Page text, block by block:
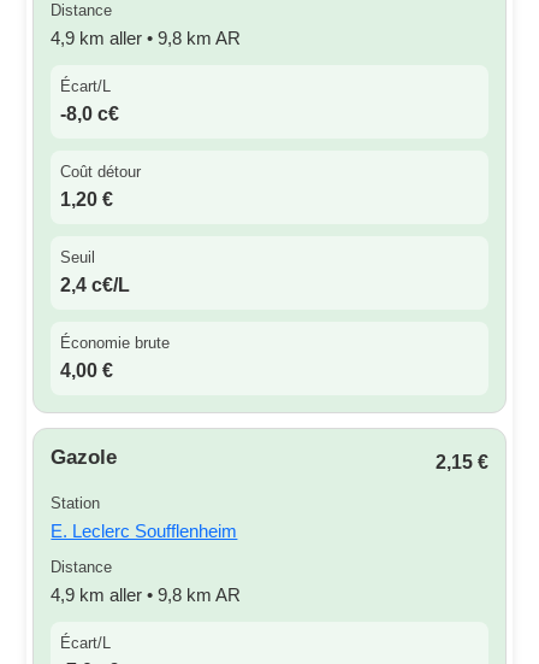
Distance
4,9 km aller • 9,8 km AR
Écart/L
-8,0 c€
Coût détour
1,20 €
Seuil
2,4 c€/L
Économie brute
4,00 €
Gazole 2,15 €
Station
E. Leclerc Soufflenheim
Distance
4,9 km aller • 9,8 km AR
Écart/L